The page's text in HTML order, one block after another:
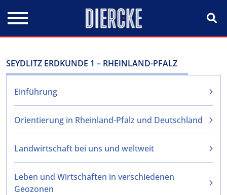
SEYDLITZ ERDKUNDE 1 – RHEINLAND-PFALZ
Einführung
Orientierung in Rheinland-Pfalz und Deutschland
Landwirtschaft bei uns und weltweit
Leben und Wirtschaften in verschiedenen
Geozonen